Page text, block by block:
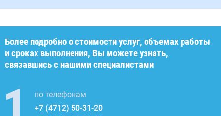
Более подробно о стоимости услуг, объемах работы
и сроках выполнения, Вы можете узнать,
связавшись с нашими специалистами
по телефонам
+7 (4712) 50-31-20